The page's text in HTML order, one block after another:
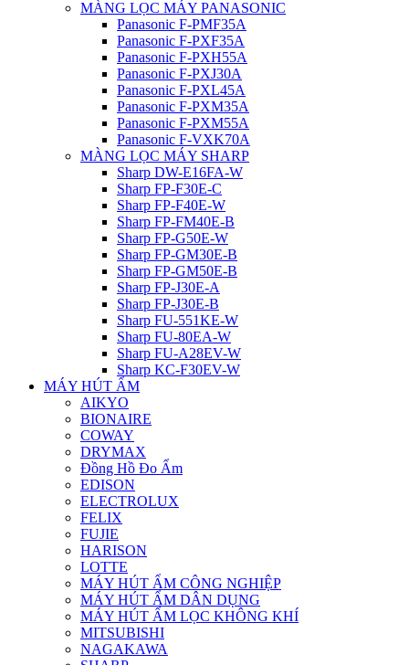
MÀNG LỌC MÁY PANASONIC
Panasonic F-PMF35A
Panasonic F-PXF35A
Panasonic F-PXH55A
Panasonic F-PXJ30A
Panasonic F-PXL45A
Panasonic F-PXM35A
Panasonic F-PXM55A
Panasonic F-VXK70A
MÀNG LỌC MÁY SHARP
Sharp DW-E16FA-W
Sharp FP-F30E-C
Sharp FP-F40E-W
Sharp FP-FM40E-B
Sharp FP-G50E-W
Sharp FP-GM30E-B
Sharp FP-GM50E-B
Sharp FP-J30E-A
Sharp FP-J30E-B
Sharp FU-551KE-W
Sharp FU-80EA-W
Sharp FU-A28EV-W
Sharp KC-F30EV-W
MÁY HÚT ẨM
AIKYO
BIONAIRE
COWAY
DRYMAX
Đồng Hồ Đo Ẩm
EDISON
ELECTROLUX
FELIX
FUJIE
HARISON
LOTTE
MÁY HÚT ẨM CÔNG NGHIỆP
MÁY HÚT ẨM DÂN DỤNG
MÁY HÚT ẨM LỌC KHÔNG KHÍ
MITSUBISHI
NAGAKAWA